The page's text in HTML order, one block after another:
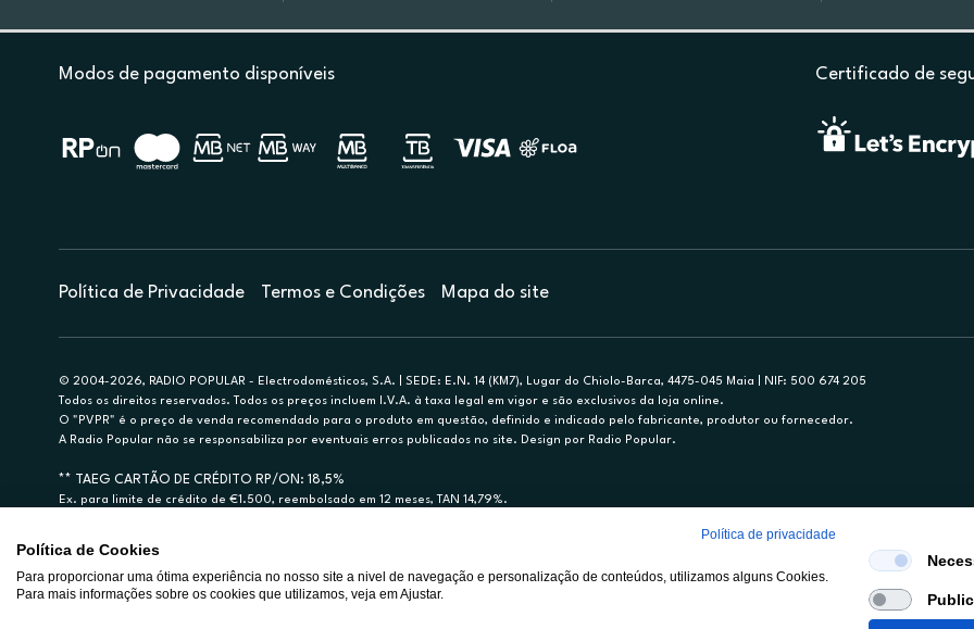
Modos de pagamento disponíveis Certificado de
Política de Privacidade Termos e Condições Mapa do site
© 2004-2026, RADIO POPULAR - Electrodomésticos, S.A. | SEDE: E.N. 14 (KM7), Lugar do Chiolo-Barca, 4475-045 Maia | NIF: 500 674 205
Todos os direitos reservados. Todos os preços incluem I.V.A. à taxa legal em vigor e são exclusivos da loja online.
O "PVPR" é o preço de venda recomendado para o produto em questão, definido e indicado pelo fabricante, produtor ou fornecedor.
A Radio Popular não se responsabiliza por eventuais erros publicados no site. Design por Radio Popular.
** TAEG CARTÃO DE CRÉDITO RP/ON: 18,5%
Ex. para limite de crédito de €1.500, reembolsado em 12 meses, TAN 14,79%.
A Rádio Popular – Eletrodomésticos S.A. (Registo BdP848) atua como intermediário de crédito a título acessório e com exclusividade (registo BdP 2314.)
Política de privacidade
Política de Cookies
Para proporcionar uma ótima experiência no nosso site a nivel de navegação e personalização de conteúdos, utilizamos alguns Cookies.
Para mais informações sobre os cookies que utilizamos, veja em Ajustar.